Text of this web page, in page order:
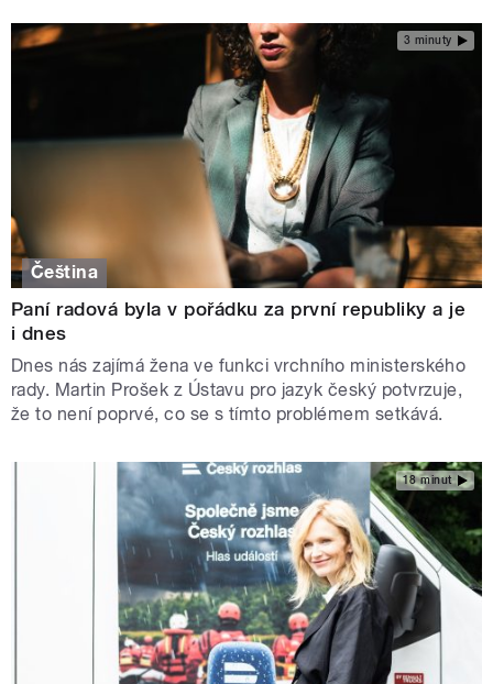
3 minuty
Čeština
Paní radová byla v pořádku za první republiky a je
i dnes
Dnes nás zajímá žena ve funkci vrchního ministerského
rady. Martin Prošek z Ústavu pro jazyk český potvrzuje,
že to není poprvé, co se s tímto problémem setkává.
18 minut